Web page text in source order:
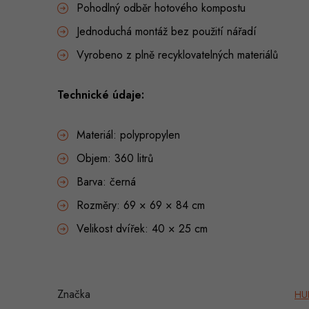
Pohodlný odběr hotového kompostu
Jednoduchá montáž bez použití nářadí
Vyrobeno z plně recyklovatelných materiálů
Technické údaje:
Materiál: polypropylen
Objem: 360 litrů
Barva: černá
Rozměry: 69 × 69 × 84 cm
Velikost dvířek: 40 × 25 cm
Značka